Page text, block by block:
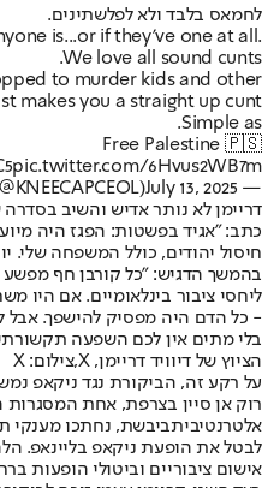
לחמאס בלבד ולא לפלשתינים.
is...or if they've one at all.
We love all sound cunts.
to murder kids and other
makes you a straight up cunt.
Simple as.
Free Palestine 🇵🇸
pic.twitter.com/6Hvus2WB7m
— KNEECAP (@KNEECAPCEOL)
July 13, 2025
דריימן לא נותר אדיש והשיב
כתב: "אגיד בפשטות: הפגז היה
חיסול יהודים, כולל המשפחה שלי.
בהמשך הדגיש: "כל קורבן חף
ליחסי ציבור בינלאומיים. אם היו
- כל הדם היה מפסיק להישפך. אבל
בלי מתים אין לכם השפעה
הציוץ של דיוויד דריימן, X,צילום: X
על רקע זה, הביקורת נגד ניקאפ
רוק אן סיין בצרפת, אחת המסגרות
אלטרנטיבית
לבטל את הופעת ניקאפ בליינאפ.
אישום ציבוריים וביטולי הופעות